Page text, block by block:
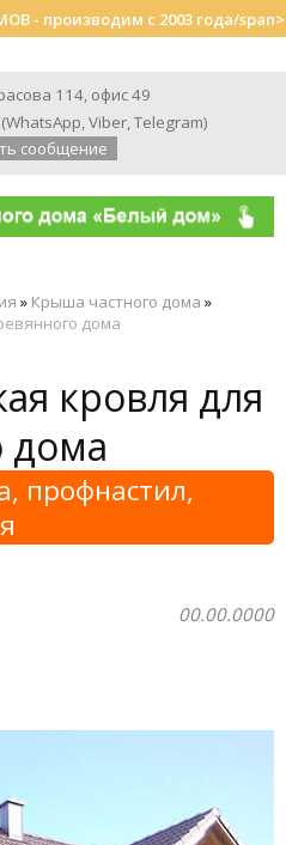
- производим с 2003 года/span>
114, офис 49
(WhatsApp,Viber,Telegram)
сообщение
» Крыша частного дома »
дома
кровля для
дома
профнастил,
00.00.0000